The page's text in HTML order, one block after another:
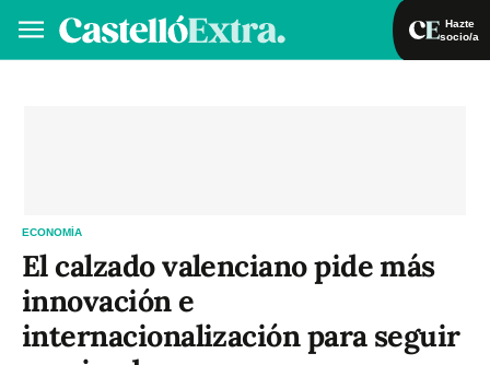
Hazte
socio/a
ECONOMÍA
El calzado valenciano pide más
innovación e
internacionalización para seguir